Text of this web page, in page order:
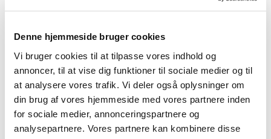
Denne hjemmeside bruger cookies
Vi bruger cookies til at tilpasse vores indhold og
annoncer, til at vise dig funktioner til sociale medier og til
at analysere vores trafik. Vi deler også oplysninger om
din brug af vores hjemmeside med vores partnere inden
for sociale medier, annonceringspartnere og
analysepartnere. Vores partnere kan kombinere disse
band, som plejer at være besøgt af flere hundrede
publikummer.
For at være med skal du være mindst 15 år. Vær commitet
til at komme til tiden til hver øvelse.
Facebook